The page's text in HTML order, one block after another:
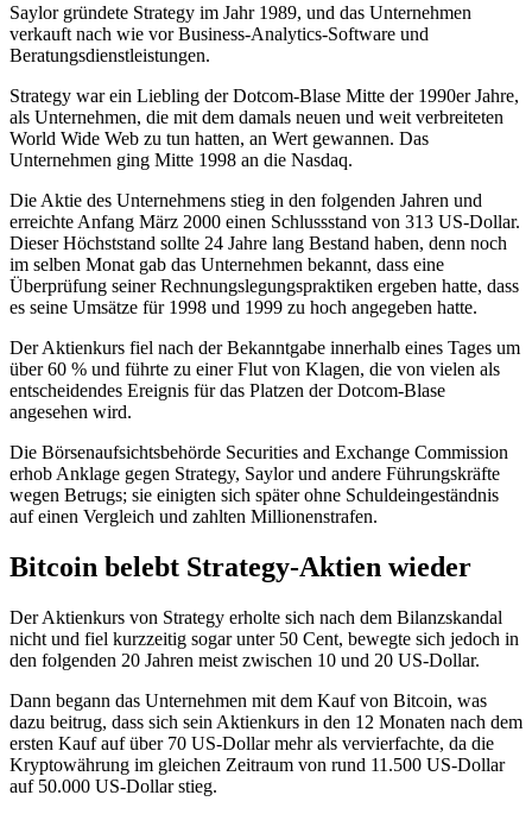
Saylor gründete Strategy im Jahr 1989, und das Unternehmen
verkauft nach wie vor Business-Analytics-Software und
Beratungsdienstleistungen.
Strategy war ein Liebling der Dotcom-Blase Mitte der 1990er Jahre,
als Unternehmen, die mit dem damals neuen und weit verbreiteten
World Wide Web zu tun hatten, an Wert gewannen. Das
Unternehmen ging Mitte 1998 an die Nasdaq.
Die Aktie des Unternehmens stieg in den folgenden Jahren und
erreichte Anfang März 2000 einen Schlussstand von 313 US-Dollar.
Dieser Höchststand sollte 24 Jahre lang Bestand haben, denn noch
im selben Monat gab das Unternehmen bekannt, dass eine
Überprüfung seiner Rechnungslegungspraktiken ergeben hatte, dass
es seine Umsätze für 1998 und 1999 zu hoch angegeben hatte.
Der Aktienkurs fiel nach der Bekanntgabe innerhalb eines Tages um
über 60 % und führte zu einer Flut von Klagen, die von vielen als
entscheidendes Ereignis für das Platzen der Dotcom-Blase
angesehen wird.
Die Börsenaufsichtsbehörde Securities and Exchange Commission
erhob Anklage gegen Strategy, Saylor und andere Führungskräfte
wegen Betrugs; sie einigten sich später ohne Schuldeingeständnis
auf einen Vergleich und zahlten Millionenstrafen.
Bitcoin belebt Strategy-Aktien wieder
Der Aktienkurs von Strategy erholte sich nach dem Bilanzskandal
nicht und fiel kurzzeitig sogar unter 50 Cent, bewegte sich jedoch in
den folgenden 20 Jahren meist zwischen 10 und 20 US-Dollar.
Dann begann das Unternehmen mit dem Kauf von Bitcoin, was
dazu beitrug, dass sich sein Aktienkurs in den 12 Monaten nach dem
ersten Kauf auf über 70 US-Dollar mehr als vervierfachte, da die
Kryptowährung im gleichen Zeitraum von rund 11.500 US-Dollar
auf 50.000 US-Dollar stieg.